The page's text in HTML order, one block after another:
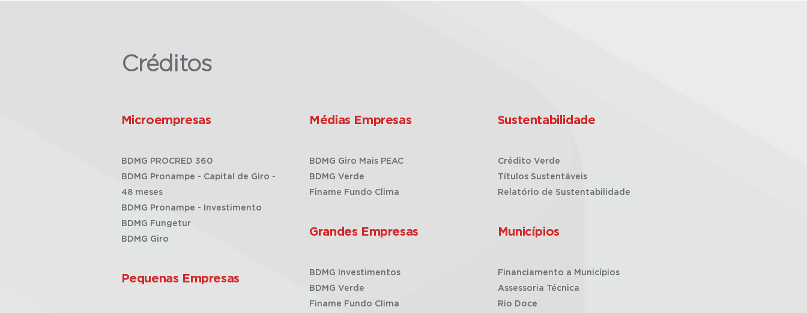
Créditos
Microempresas
BDMG PROCRED 360
BDMG Pronampe - Capital de Giro -
48 meses
BDMG Pronampe - Investimento
BDMG Fungetur
BDMG Giro
Pequenas Empresas
Médias Empresas
BDMG Giro Mais PEAC
BDMG Verde
Finame Fundo Clima
Grandes Empresas
BDMG Investimentos
BDMG Verde
Finame Fundo Clima
Sustentabilidade
Crédito Verde
Títulos Sustentáveis
Relatório de Sustentabilidade
Municípios
Financiamento a Municípios
Assessoria Técnica
Rio Doce